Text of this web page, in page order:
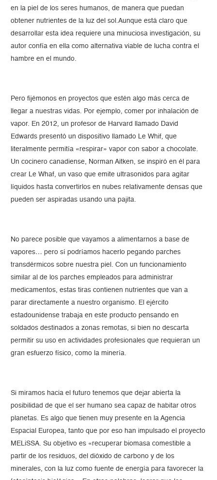
en la piel de los seres humanos, de manera que puedan
obtener nutrientes de la luz del sol.Aunque está claro que
desarrollar esta idea requiere una minuciosa investigación, su
autor confía en ella como alternativa viable de lucha contra el
hambre en el mundo.
Pero fijémonos en proyectos que estén algo más cerca de
llegar a nuestras vidas. Por ejemplo, comer por inhalación de
vapor. En 2012, un profesor de Harvard llamado David
Edwards presentó un dispositivo llamado Le Whif, que
literalmente permitía «respirar» vapor con sabor a chocolate.
Un cocinero canadiense, Norman Aitken, se inspiró en él para
crear Le Whaf, un vaso que emite ultrasonidos para agitar
líquidos hasta convertirlos en nubes relativamente densas que
pueden ser aspiradas usando una pajita.
No parece posible que vayamos a alimentarnos a base de
vapores… pero sí podríamos hacerlo pegando parches
transdérmicos sobre nuestra piel. Con un funcionamiento
similar al de los parches empleados para administrar
medicamentos, estas tiras contienen nutrientes que van a
parar directamente a nuestro organismo. El ejército
estadounidense trabaja en este producto pensando en
soldados destinados a zonas remotas, si bien no descarta
permitir su uso en actividades profesionales que requieran un
gran esfuerzo físico, como la minería.
Si miramos hacia el futuro tenemos que dejar abierta la
posibilidad de que el ser humano sea capaz de habitar otros
planetas. Es algo que tienen muy presente en la Agencia
Espacial Europea, tanto que por eso han impulsado el proyecto
MELiSSA. Su objetivo es «recuperar biomasa comestible a
partir de los residuos, del dióxido de carbono y de los
minerales, con la luz como fuente de energía para favorecer la